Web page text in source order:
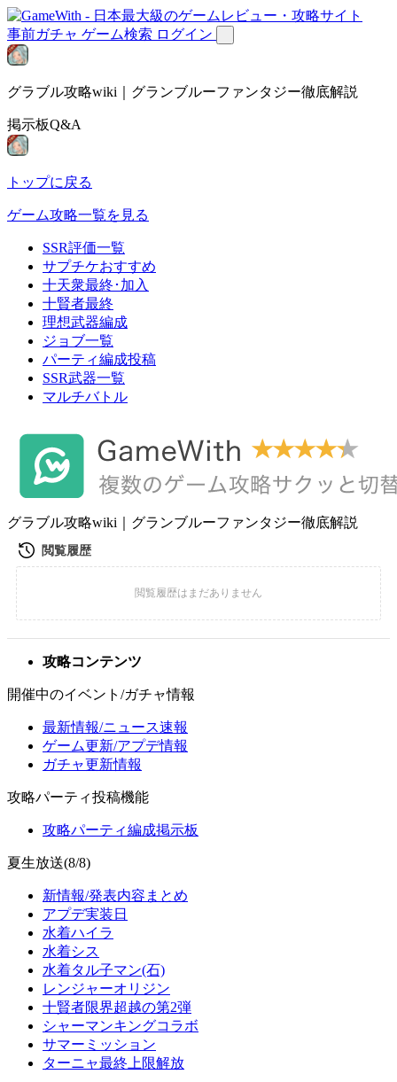
事前ガチャ ゲーム検索 ログイン
グラブル攻略wiki｜グランブルーファンタジー徹底解説
掲示板Q&A
トップに戻る
ゲーム攻略一覧を見る
SSR評価一覧
サプチケおすすめ
十天衆最終･加入
十賢者最終
理想武器編成
ジョブ一覧
パーティ編成投稿
SSR武器一覧
マルチバトル
グラブル攻略wiki｜グランブルーファンタジー徹底解説
攻略コンテンツ
開催中のイベント/ガチャ情報
最新情報/ニュース速報
ゲーム更新/アプデ情報
ガチャ更新情報
攻略パーティ投稿機能
攻略パーティ編成掲示板
夏生放送(8/8)
新情報/発表内容まとめ
アプデ実装日
水着ハイラ
水着シス
水着タル子マン(石)
レンジャーオリジン
十賢者限界超越の第2弾
シャーマンキングコラボ
サマーミッション
ターニャ最終上限解放